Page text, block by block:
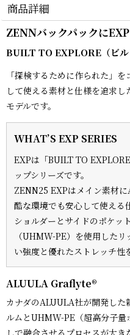
商品詳細
ZENNバックパックに
BUILT TO EXPLORE（ビル
「探検するために作られた」
して使える素材と仕様を追求
モデルです。
WHAT’S EXP SERIES
EXPは「BUILT TO
ップシリーズです。
ZENN25 EXPはメイン素材
酷な環境でも安心して使える
ショルダーとサイドのポケッ
（UHMW-PE）を使用した
い強度と優れたストレッチ性
ALUULA Graflyte®
カナダのALUULA社が開発した
ルムとUHMW-PE（超高分子